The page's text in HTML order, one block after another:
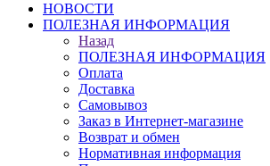
НОВОСТИ
ПОЛЕЗНАЯ ИНФОРМАЦИЯ
Назад
ПОЛЕЗНАЯ ИНФОРМАЦИЯ
Оплата
Доставка
Самовывоз
Заказ в Интернет-магазине
Возврат и обмен
Нормативная информация